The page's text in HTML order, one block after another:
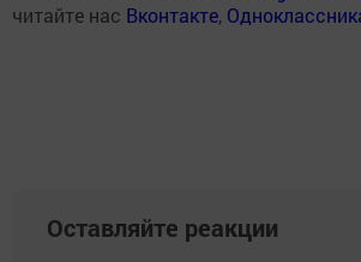
читайте нас Вконтакте,
Оставляйте реакции